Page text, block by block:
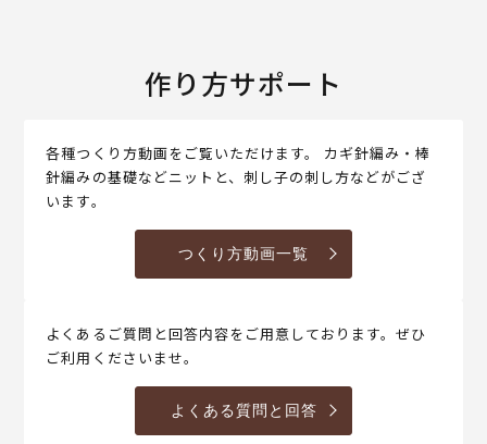
作り方サポート
各種つくり方動画をご覧いただけます。 カギ針編み・棒
針編みの基礎などニットと、刺し子の刺し方などがござ
います。
つくり方動画一覧
よくあるご質問と回答内容をご用意しております。ぜひ
ご利用くださいませ。
よくある質問と回答